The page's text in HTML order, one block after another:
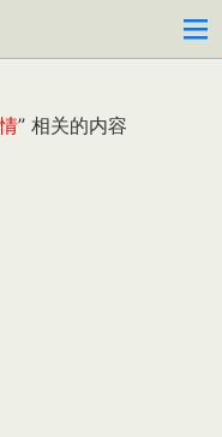
” 相关的内容